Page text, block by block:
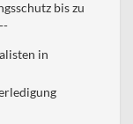
bis zu
in